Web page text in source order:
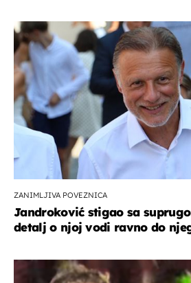
ZANIMLJIVA POVEZNICA
Jandroković stigao sa
detalj o njoj vodi ravno do